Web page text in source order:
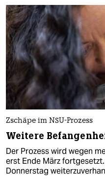
Zschäpe im NSU-Prozess
Weitere
Der Prozess wird wegen
erst Ende März
Donnerstag